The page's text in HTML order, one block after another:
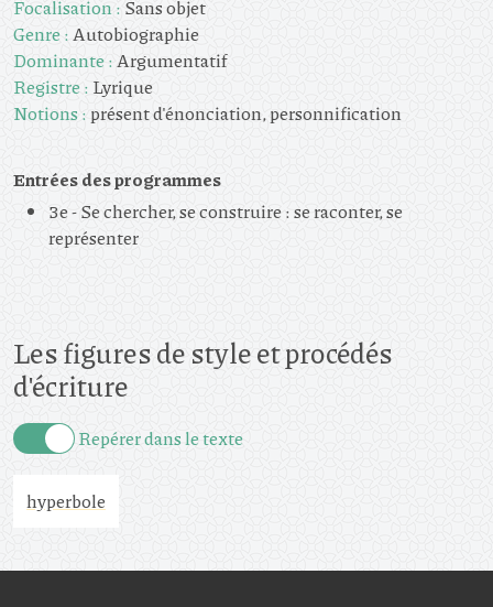
Focalisation : Sans objet
Genre :Autobiographie
Dominante :Argumentatif
Registre : Lyrique
Notions : présent d'énonciation, personnification
Entrées des programmes
3e - Se chercher, se construire : se raconter, se
représenter
Les figures de style et procédés
d'écriture
Repérer dans le texte
hyperbole